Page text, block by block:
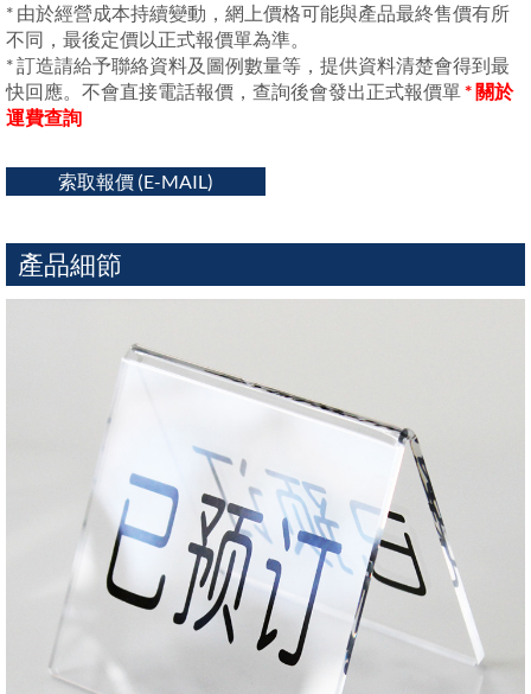
* 由於經營成本持續變動，網上價格可能與產品最終售價有所
不同，最後定價以正式報價單為準。
* 訂造請給予聯絡資料及圖例數量等，提供資料清楚會得到最
快回應。不會直接電話報價，查詢後會發出正式報價單* 關於
運費查詢
索取報價 (E-MAIL)
產品細節